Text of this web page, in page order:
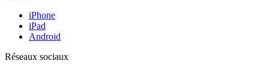
iPhone
iPad
Android
Réseaux sociaux